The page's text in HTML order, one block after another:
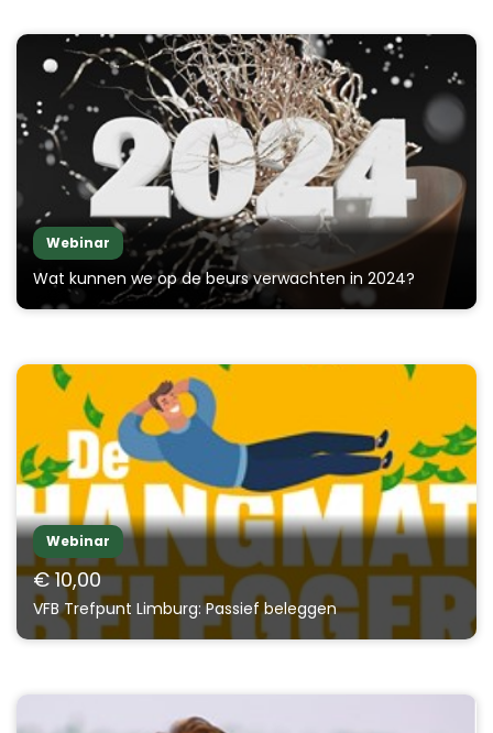
Webinar
Wat kunnen we op de beurs verwachten in 2024?
Webinar
€ 10,00
VFB Trefpunt Limburg: Passief beleggen